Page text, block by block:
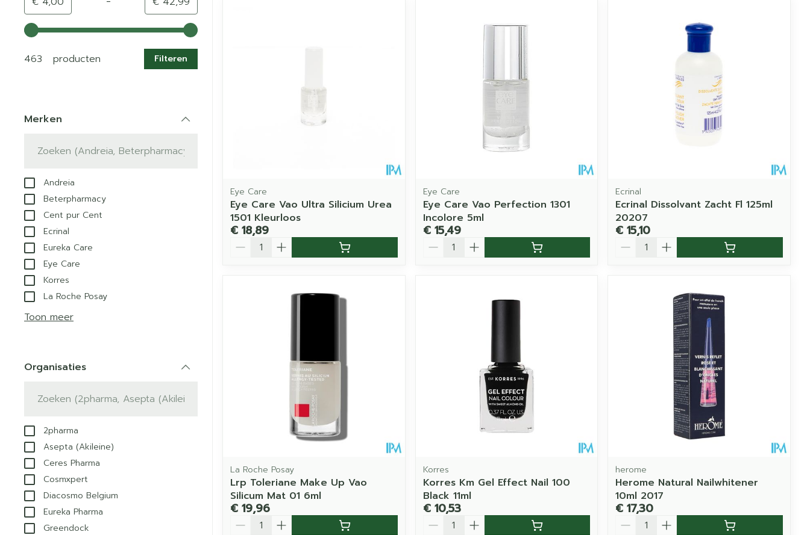
Gebruik de pijltjestoetsen links en rechts om de minimale en maximale prijswaarden aan te passen.
463 producten
Filteren
Merken
Andreia
Beterpharmacy
Cent pur Cent
Ecrinal
Eureka Care
Eye Care
Korres
La Roche Posay
Toon meer
Organisaties
2pharma
Asepta (Akileine)
Ceres Pharma
Cosmxpert
Diacosmo Belgium
Eureka Pharma
Greendock
Eye Care
Eye Care Vao Ultra Silicium Urea
1501 Kleurloos
€ 18,89
Aantal
Eye Care
Eye Care Vao Perfection 1301
Incolore 5ml
€ 15,49
Aantal
Ecrinal
Ecrinal Dissolvant Zacht Fl 125ml
20207
€ 15,10
Aantal
La Roche Posay
Lrp Toleriane Make Up Vao
Silicum Mat 01 6ml
€ 19,96
Aantal
Korres
Korres Km Gel Effect Nail 100
Black 11ml
€ 10,53
Aantal
herome
Herome Natural Nailwhitener
10ml 2017
€ 17,30
Aantal